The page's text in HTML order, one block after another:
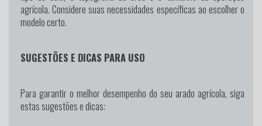
agrícola. Considere suas necessidades específicas ao escolher o
modelo certo.
SUGESTÕES E DICAS PARA USO
Para garantir o melhor desempenho do seu arado agrícola, siga
estas sugestões e dicas: